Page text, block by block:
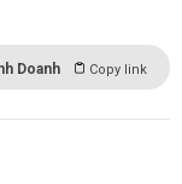
Doanh Copy link